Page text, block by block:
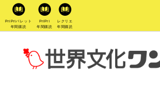
PriPriパレット
年間購読
PriPri
年間購読
レクリエ
年間購読